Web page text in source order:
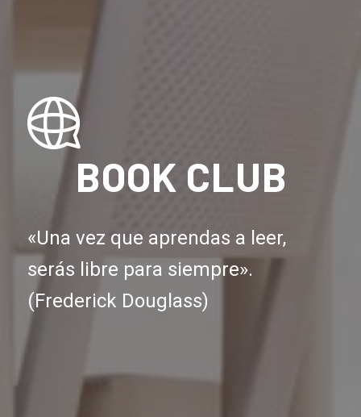
BOOK CLUB
«Una vez que aprendas a leer,
serás libre para siempre».
(Frederick Douglass)